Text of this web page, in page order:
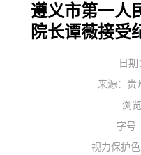
遵义市第一人
院长谭薇接受
日期
来源：贵
浏
字号
视力保护色